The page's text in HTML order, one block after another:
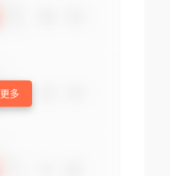
多